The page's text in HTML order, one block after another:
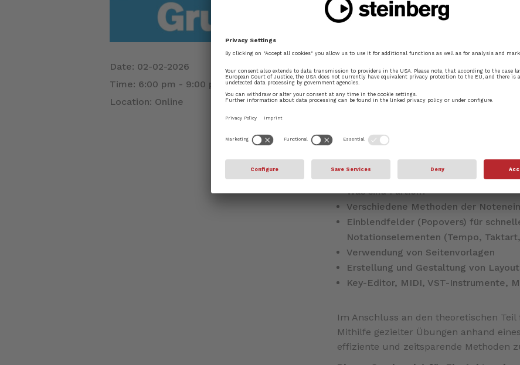
Date: 02-02-2026
Time: 6:00 pm - 9:00 pm
Location: Online
Dieses kostenfreie Online-Seminar
Funktionsweise und Bedienung von
Überblick über das Konzept und die
sowie über die wichtigsten
Die Ein-Fenster-Bedienoberfläche
Das Konzept von Dorico und seine
Der Unterschied zwischen Einzel-
Was sind Partien?
Verschiedene Methoden der
Einblendfelder (Popovers) für
Notationselementen (Tempo,
Verwendung von Seitenvorlagen
Erstellung und Gestaltung von
Key-Editor, MIDI, VST-Instrumente,
Im Anschluss an den theoretischen
Mithilfe gezielter Übungen anhand
effiziente und zeitsparende Methoden